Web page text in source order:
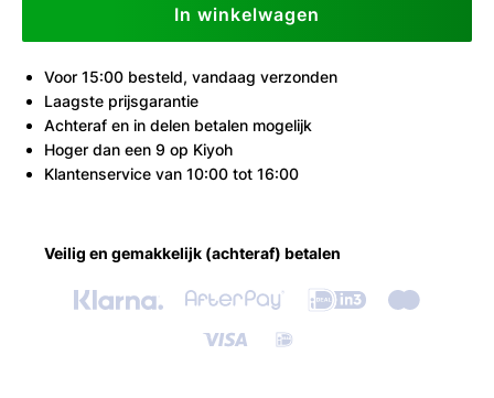
In winkelwagen
Voor 15:00 besteld, vandaag verzonden
Laagste prijsgarantie
Achteraf en in delen betalen mogelijk
Hoger dan een 9 op Kiyoh
Klantenservice van 10:00 tot 16:00
Veilig en gemakkelijk (achteraf) betalen